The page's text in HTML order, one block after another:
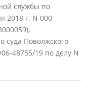
службы по
2018 г. N 000
суда Поволжского
48755/19 по делу N